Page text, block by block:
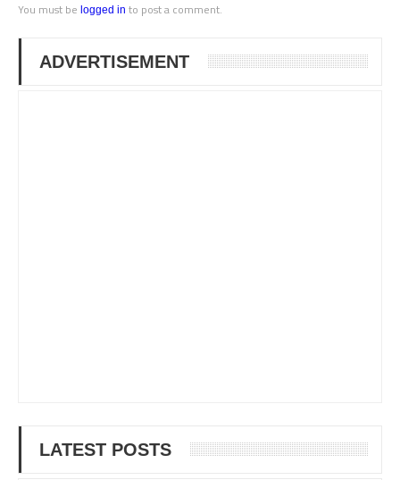
You must be logged in to post a comment.
ADVERTISEMENT
LATEST POSTS